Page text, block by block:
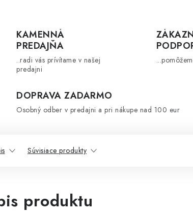
KAMENNÁ
PREDAJŇA
..radi vás prívítame v našej
predajni
DOPRAVA ZADARMO
Osobný odber v predajni a pri nákupe nad 100 eur
Súvisiace produkty
produktu